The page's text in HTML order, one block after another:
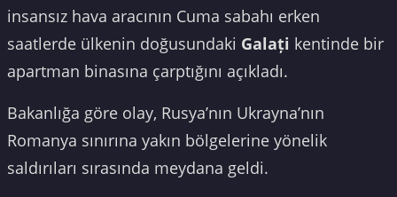
insansız hava aracının Cuma sabahı erken
saatlerde ülkenin doğusundaki Galați kentinde bir
apartman binasına çarptığını açıkladı.
Bakanlığa göre olay, Rusya’nın Ukrayna’nın
Romanya sınırına yakın bölgelerine yönelik
saldırıları sırasında meydana geldi.